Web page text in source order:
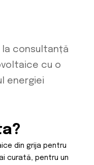
la consultanță
cu o
energiei
din grija pentru
curată, pentru un